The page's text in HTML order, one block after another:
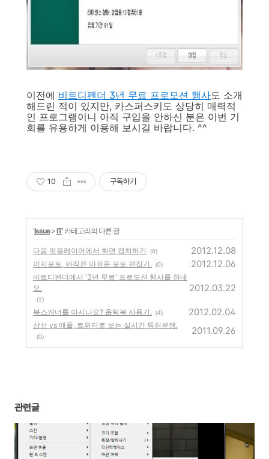
이전에 비트디펜더 3년 무료 프로모션 행사도 소개
해드린 적이 있지만, 카스퍼스키도 상당히 매력적
인 프로그램이니 아직 구입을 안하신 분은 이번 기
회를 유용하게 이용해 보시길 바랍니다. ^^
10 구독하기
'Issue>IT' 카테고리의 다른 글
다음 팟플레이어에서 화면 캡처하기 (0) 2012.12.08
이지포토, 아직은 아쉬운 포토 편집기. (0) 2012.12.06
비트디펜더에서 '3년 무료' 프로모션 행사를 하네
요.
(1)
2012.03.22
북스캐너를 아시나요? 옵틱북 사용기. (4) 2012.02.04
삼성 vs 애플, 트위터로 보는 실시간 특허분쟁.
(0)
2011.09.26
관련글